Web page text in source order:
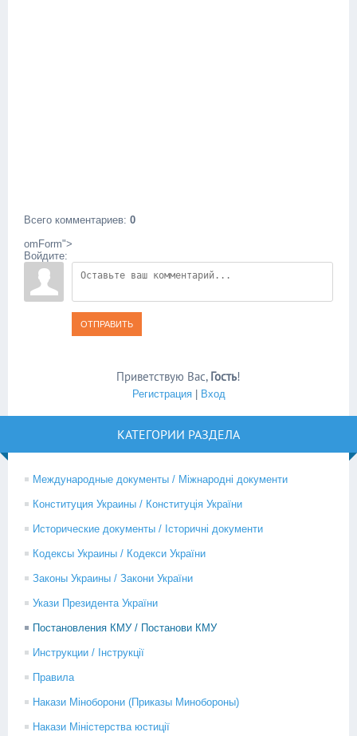
Всего комментариев: 0
omForm">
Войдите:
ОТПРАВИТЬ
Приветствую Вас, Гость!
Регистрация| Вход
КАТЕГОРИИ РАЗДЕЛА
Международные документы / Міжнародні документи
Конституция Украины / Конституція України
Исторические документы / Історичні документи
Кодексы Украины / Кодекси України
Законы Украины / Закони України
Укази Президента України
Постановления КМУ / Постанови КМУ
Инструкции / Інструкції
Правила
Накази Міноборони (Приказы Минобороны)
Накази Міністерства юстиції